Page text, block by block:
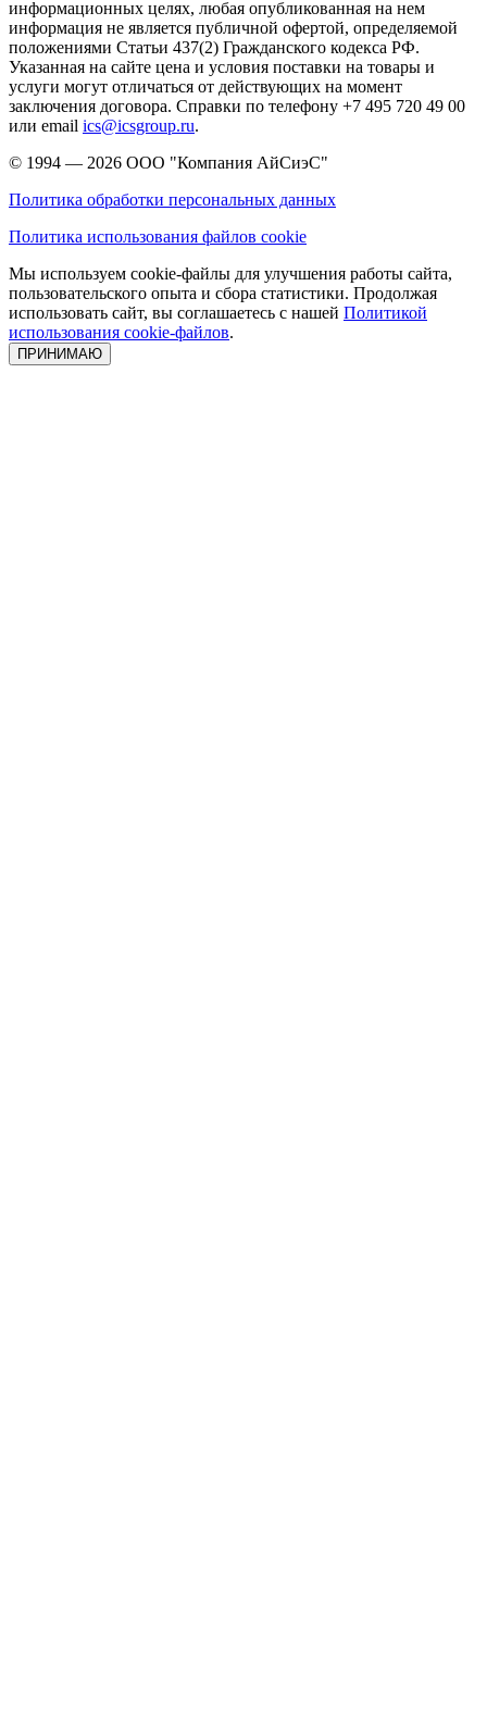
информационных целях, любая опубликованная на нем
информация не является публичной офертой, определяемой
положениями Статьи 437(2) Гражданского кодекса РФ.
Указанная на сайте цена и условия поставки на товары и
услуги могут отличаться от действующих на момент
заключения договора. Справки по телефону +7 495 720 49 00
или email ics@icsgroup.ru.
© 1994 — 2026 ООО "Компания АйСиэС"
Политика обработки персональных данных
Политика использования файлов cookie
Мы используем cookie-файлы для улучшения работы сайта,
пользовательского опыта и сбора статистики. Продолжая
использовать сайт, вы соглашаетесь с нашей Политикой
использования cookie-файлов.
ПРИНИМАЮ